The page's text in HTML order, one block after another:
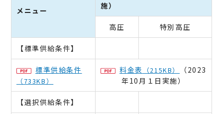
メニュー
施）
高圧 特別高圧
【標準供給条件】
標準供給条件
（733KB）
料金表 （215KB）
（2023
年10月１日実施）
【選択供給条件】